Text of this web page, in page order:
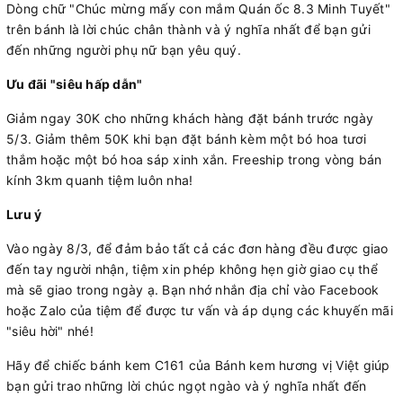
Dòng chữ "Chúc mừng mấy con mắm Quán ốc 8.3 Minh Tuyết"
trên bánh là lời chúc chân thành và ý nghĩa nhất để bạn gửi
đến những người phụ nữ bạn yêu quý.
Ưu đãi "siêu hấp dẫn"
Giảm ngay 30K cho những khách hàng đặt bánh trước ngày
5/3. Giảm thêm 50K khi bạn đặt bánh kèm một bó hoa tươi
thắm hoặc một bó hoa sáp xinh xắn. Freeship trong vòng bán
kính 3km quanh tiệm luôn nha!
Lưu ý
Vào ngày 8/3, để đảm bảo tất cả các đơn hàng đều được giao
đến tay người nhận, tiệm xin phép không hẹn giờ giao cụ thể
mà sẽ giao trong ngày ạ. Bạn nhớ nhắn địa chỉ vào Facebook
hoặc Zalo của tiệm để được tư vấn và áp dụng các khuyến mãi
"siêu hời" nhé!
Hãy để chiếc bánh kem C161 của Bánh kem hương vị Việt giúp
bạn gửi trao những lời chúc ngọt ngào và ý nghĩa nhất đến